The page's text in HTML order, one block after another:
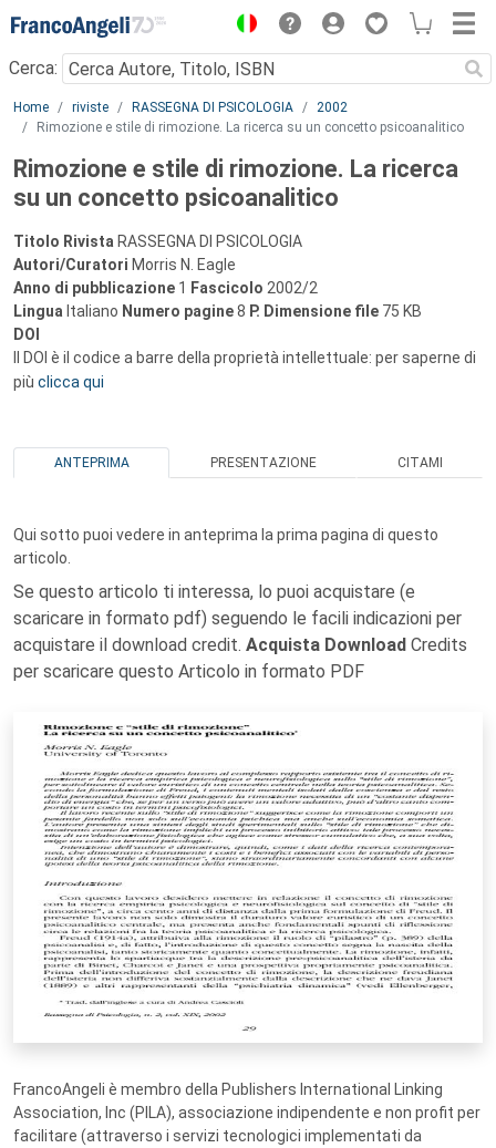
Menu
Cerca:
Main content
Home riviste RASSEGNA DI PSICOLOGIA
2002
Rimozione e stile di rimozione. La ricerca su un concetto psicoanalitico
Rimozione e stile di rimozione. La ricerca
su un concetto psicoanalitico
Titolo Rivista RASSEGNA DI PSICOLOGIA
Autori/Curatori Morris N. Eagle
Anno di pubblicazione 1 Fascicolo 2002/2
Lingua Italiano Numero pagine8 P. Dimensione file 75 KB
DOI
Il DOI è il codice a barre della proprietà intellettuale: per saperne di
più clicca qui
ANTEPRIMA PRESENTAZIONE CITAMI
Qui sotto puoi vedere in anteprima la prima pagina di questo
articolo.
Se questo articolo ti interessa, lo puoi acquistare (e
scaricare in formato pdf) seguendo le facili indicazioni per
acquistare il download credit. Acquista Download Credits
per scaricare questo Articolo in formato PDF
FrancoAngeli è membro della Publishers International Linking
Association, Inc (PILA), associazione indipendente e non profit per
facilitare (attraverso i servizi tecnologici implementati da